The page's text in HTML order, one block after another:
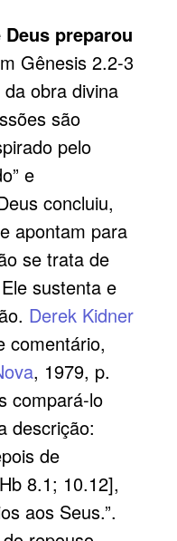
preparou
Gênesis 2.2-3
obra divina
são
pelo
e
concluiu,
apontam para
se trata de
sustenta e
Derek Kidner
comentário,
, 1979, p.
compará-lo
descrição:
de
8.1; 10.12],
aos Seus.”.